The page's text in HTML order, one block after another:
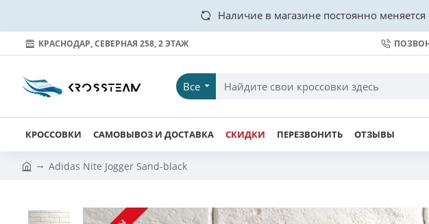
Наличие в магазине постоянно
КРАСНОДАР, СЕВЕРНАЯ 258, 2 ЭТАЖ
Все
КРОССОВКИ САМОВЫВОЗ И ДОСТАВКА СКИДКИ ПЕРЕЗВОНИТЬ ОТЗЫВЫ
Adidas Nite Jogger Sand-black